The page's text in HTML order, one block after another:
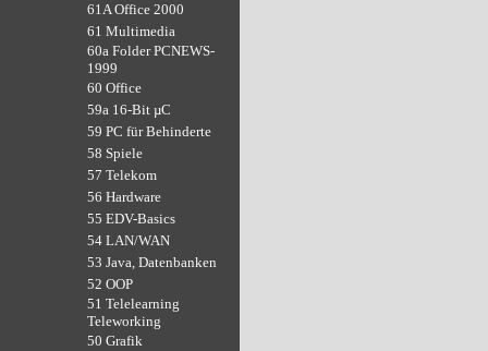
61A Office 2000
61 Multimedia
60a Folder PCNEWS-
1999
60 Office
59a 16-Bit µC
59 PC für Behinderte
58 Spiele
57 Telekom
56 Hardware
55 EDV-Basics
54 LAN/WAN
53 Java, Datenbanken
52 OOP
51 Telelearning
Teleworking
50 Grafik